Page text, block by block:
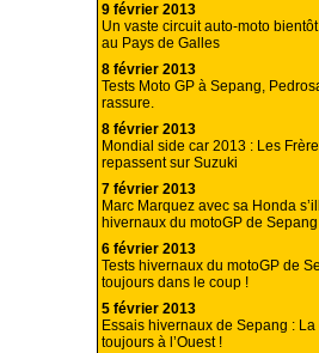
9 février 2013
Un vaste circuit auto-moto
au Pays de Galles
8 février 2013
Tests Moto GP à Sepang,
rassure.
8 février 2013
Mondial side car 2013 : Les
repassent sur Suzuki
7 février 2013
Marc Marquez avec sa Honda
hivernaux du motoGP de
6 février 2013
Tests hivernaux du motoGP de
toujours dans le coup !
5 février 2013
Essais hivernaux de Sepang :
toujours à l’Ouest !